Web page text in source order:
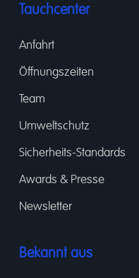
Tauchcenter
Anfahrt
Öffnungszeiten
Team
Umweltschutz
Sicherheits-Standards
Awards & Presse
Newsletter
Bekannt aus